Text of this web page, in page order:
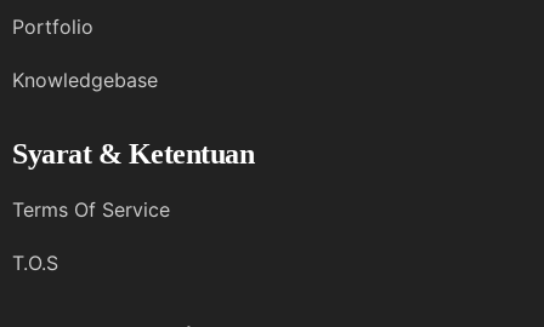
Portfolio
Knowledgebase
Syarat & Ketentuan
Terms Of Service
T.O.S